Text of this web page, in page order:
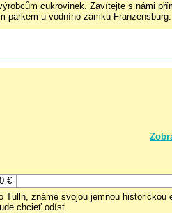
cukrovinek. Zavítejte s námi
parkem u vodního zámku Franzensburg.
€
známe svojou jemnou historickou
chcieť odísť.